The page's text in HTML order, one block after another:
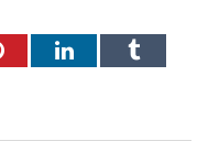
PinterestLinkedInTumblr